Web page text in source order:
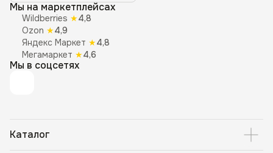
Мы на маркетплейсах
Wildberries ★4,8
Ozon ★4,9
Яндекс Маркет ★4,8
Мегамаркет ★4,6
Мы в соцсетях
Каталог